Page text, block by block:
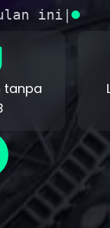
ini |
tanpa